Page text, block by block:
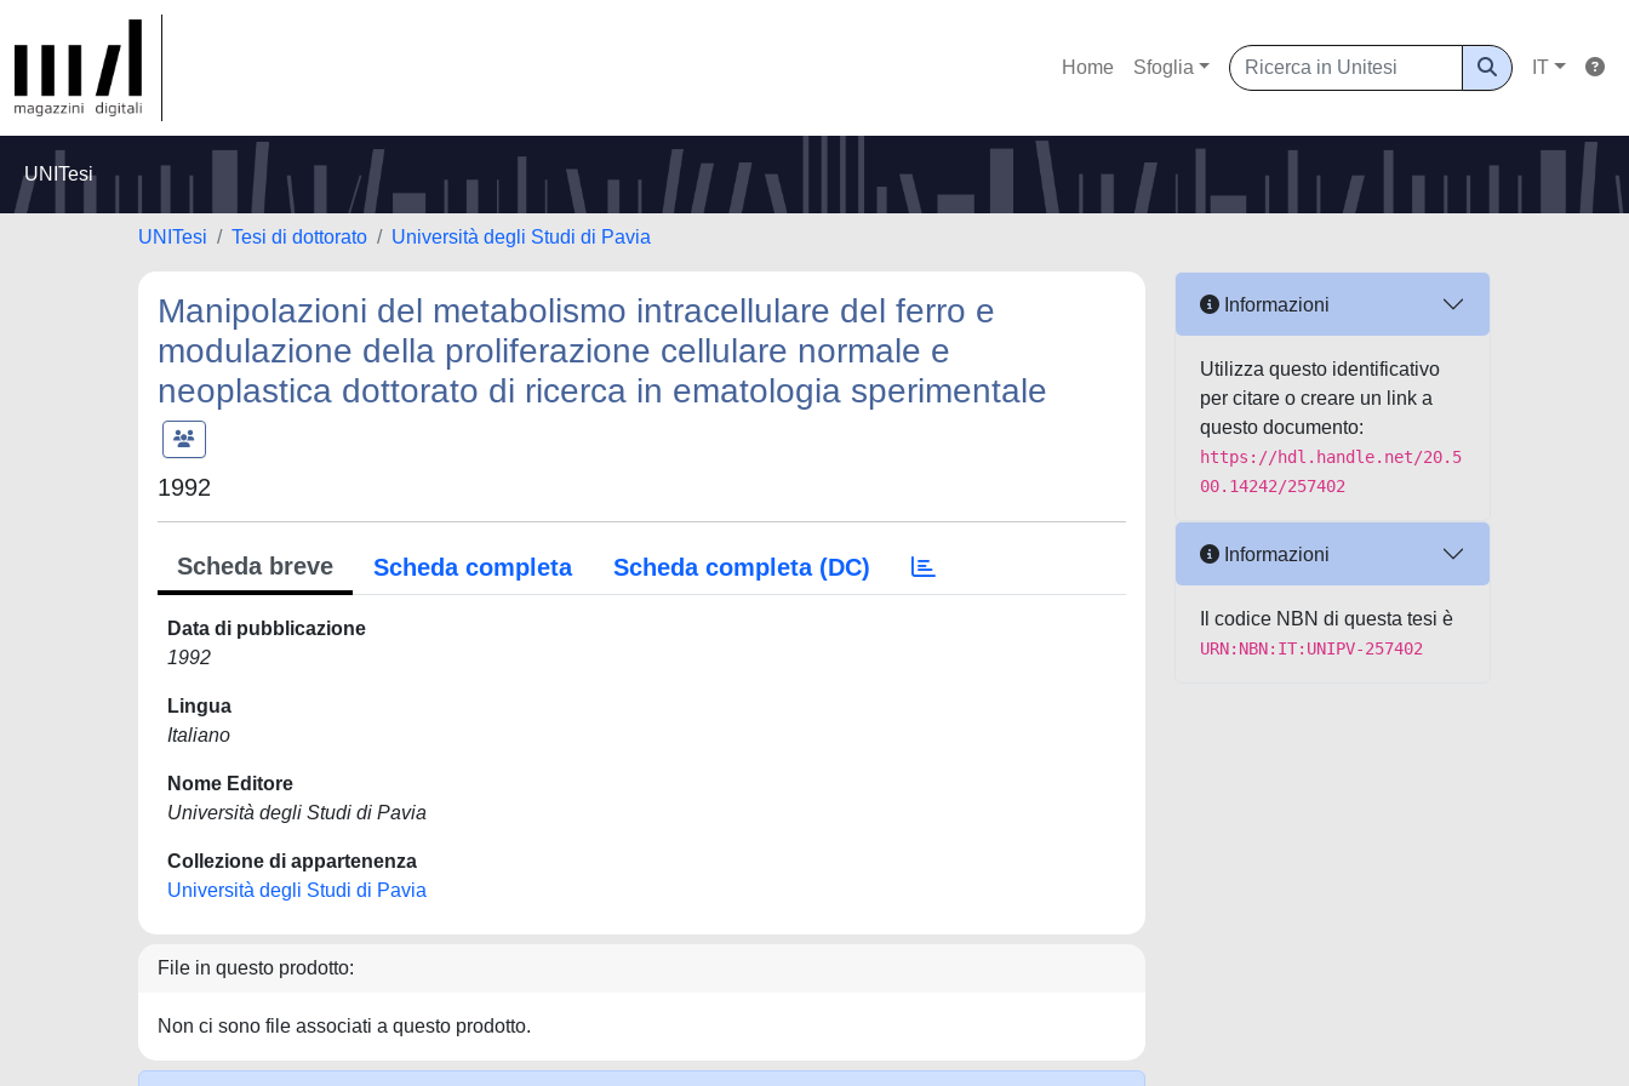
Home Sfoglia IT
UNITesi
UNITesi Tesi di dottorato Università degli Studi di Pavia
Manipolazioni del metabolismo intracellulare del ferro e
modulazione della proliferazione cellulare normale e
neoplastica dottorato di ricerca in ematologia sperimentale
1992
Scheda breve Scheda completa Scheda completa (DC)
Data di pubblicazione
1992
Lingua
Italiano
Nome Editore
Università degli Studi di Pavia
Collezione di appartenenza
Università degli Studi di Pavia
File in questo prodotto:
Non ci sono file associati a questo prodotto.
Informazioni
Utilizza questo identificativo
per citare o creare un link a
questo documento:
https://hdl.handle.net/20.5
00.14242/257402
Informazioni
Il codice NBN di questa tesi è
URN:NBN:IT:UNIPV-257402